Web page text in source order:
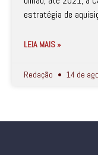
estratégia de
LEIA MAIS »
Redação 14 de